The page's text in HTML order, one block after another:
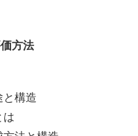
方法
構造